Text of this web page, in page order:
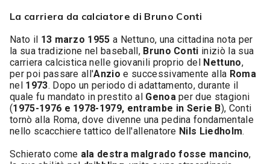
La carriera da calciatore di Bruno Conti
Nato il 13 marzo 1955 a Nettuno, una cittadina nota per
la sua tradizione nel baseball, Bruno Conti iniziò la sua
carriera calcistica nelle giovanili proprio del Nettuno,
per poi passare all'Anzio e successivamente alla Roma
nel 1973. Dopo un periodo di adattamento, durante il
quale fu mandato in prestito al Genoaper due stagioni
(1975-1976 e 1978-1979, entrambe in Serie B), Conti
tornò alla Roma, dove divenne una pedina fondamentale
nello scacchiere tattico dell'allenatore Nils Liedholm.
Schierato come ala destra malgrado fosse mancino,